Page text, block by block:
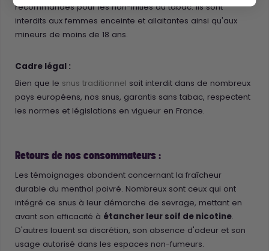
recommandés pour les non-initiés au tabac. Ils sont
interdits aux femmes enceinte et allaitantes ainsi qu'aux
mineurs de moins de 18 ans.
Cadre légal :
Bien que le snus traditionnel soit interdit dans de nombreux
pays européens, nos snus, garantis sans tabac, respectent
les normes et législations en vigueur en France.
Retours de nos consommateurs :
Les témoignages abondent concernant la fraîcheur
durable du menthol poivré. Nombreux sont ceux qui ont
intégré ce snus à leur démarche de sevrage, mettant en
avant son efficacité à étancher leur soif de nicotine.
D'autres louent sa discrétion, son absence d'odeur et son
usage autorisé dans les espaces non-fumeurs.